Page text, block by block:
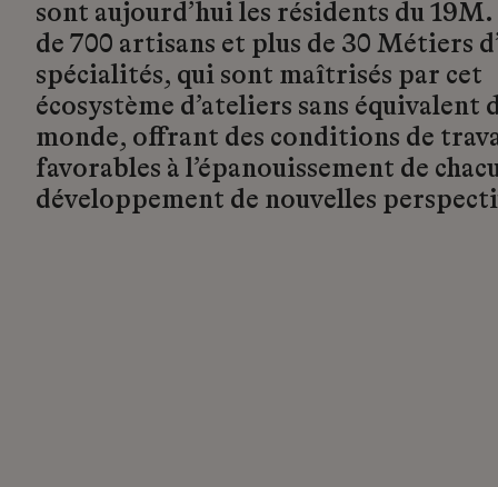
sont aujourd’hui les résidents du
de 700 artisans et plus de 30 Métiers
spécialités, qui sont maîtrisés par cet
écosystème d’ateliers sans équivalent
monde, offrant des conditions de
favorables à l’épanouissement de
développement de nouvelles